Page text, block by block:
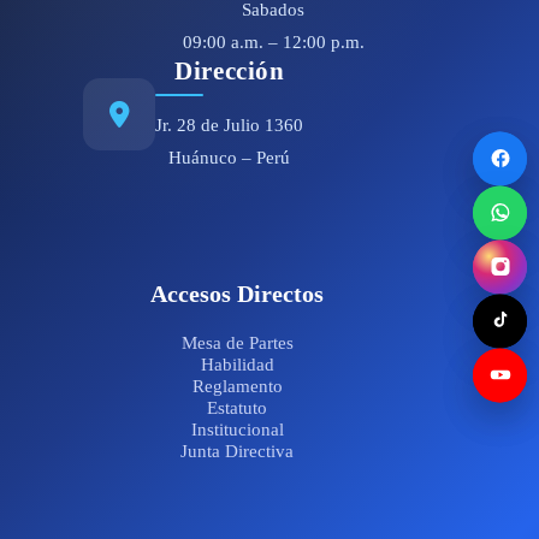
Sabados
09:00 a.m. – 12:00 p.m.
Dirección
Jr. 28 de Julio 1360
Huánuco – Perú
Accesos Directos
Mesa de Partes
Habilidad
Reglamento
Estatuto
Institucional
Junta Directiva